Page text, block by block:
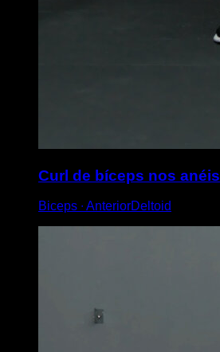
Curl de bíceps nos anéis
Biceps ∙ AnteriorDeltoid